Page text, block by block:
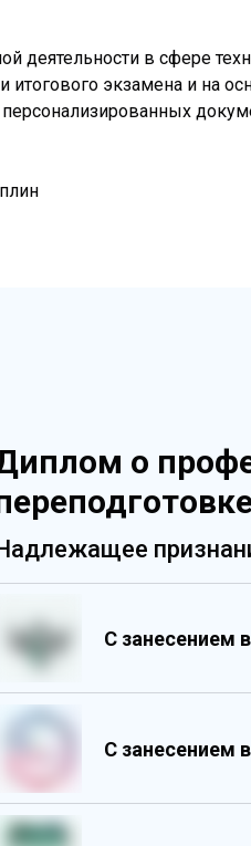
в сфере
экзамена и на
о
С
С занесением